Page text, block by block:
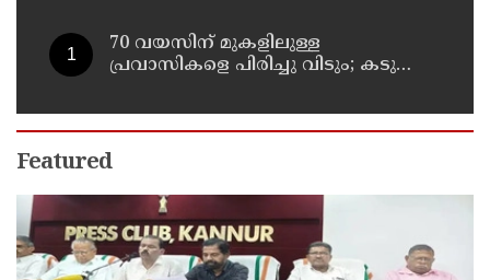
70 വയസിന് മുകളിലുള്ള
പ്രവാസികളെ പിരിച്ചു വിടും; കടുത്ത
Featured